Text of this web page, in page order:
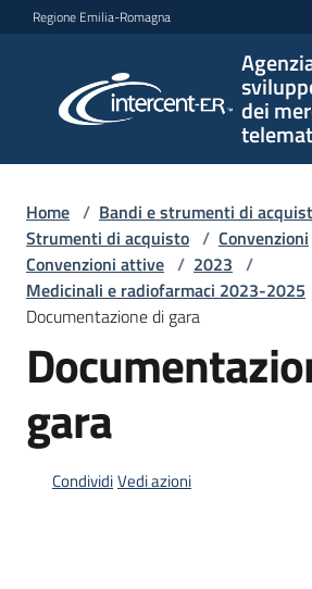
Vai al contenuto
Vai alla navigazione
Vai al footer
Regione Emilia-Romagna
dei
per lo
sviluppo
telematici
L'Agenzia
e
strumenti
Home / Bandi e strumenti di
Strumenti di acquisto / Convenzioni
Convenzioni attive / 2023 /
Medicinali e radiofarmaci 2023-2025
Documentazione di gara
gara
CondividiVedi azioni